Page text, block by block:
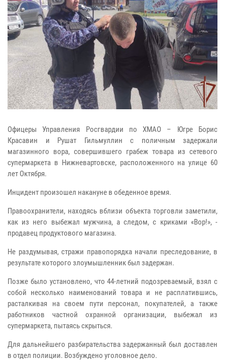
Офицеры Управления Росгвардии по ХМАО – Югре Борис
Красавин и Рушат Гильмуллин с поличным задержали
магазинного вора, совершившего грабеж товара из сетевого
супермаркета в Нижневартовске, расположенного на улице 60
лет Октября.
Инцидент произошел накануне в обеденное время.
Правоохранители, находясь вблизи объекта торговли заметили,
как из него выбежал мужчина, а следом, с криками «Вор!», -
продавец продуктового магазина.
Не раздумывая, стражи правопорядка начали преследование, в
результате которого злоумышленник был задержан.
Позже было установлено, что 44-летний подозреваемый, взял с
собой несколько наименований товара и не расплатившись,
расталкивая на своем пути персонал, покупателей, а также
работников частной охранной организации, выбежал из
супермаркета, пытаясь скрыться.
Для дальнейшего разбирательства задержанный был доставлен
в отдел полиции. Возбуждено уголовное дело.